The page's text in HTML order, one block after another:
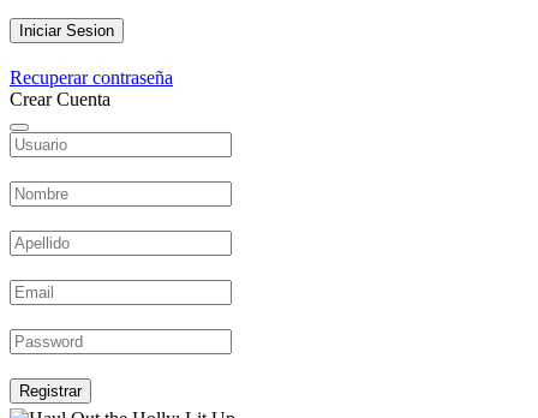
Iniciar Sesion
Recuperar contraseña
Crear Cuenta
Registrar